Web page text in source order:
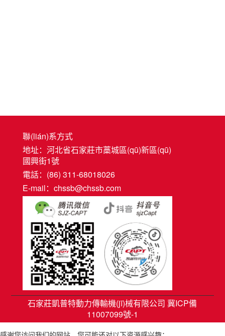
聯(lián)系方式
地址：河北省石家莊市藁城區(qū)新區(qū)
國興街1號
電話：(86) 311-68018026
E-mail：chssb@chssb.com
石家莊凱普特動力傳輸機(jī)械有限公司 冀ICP備
11007099號-1